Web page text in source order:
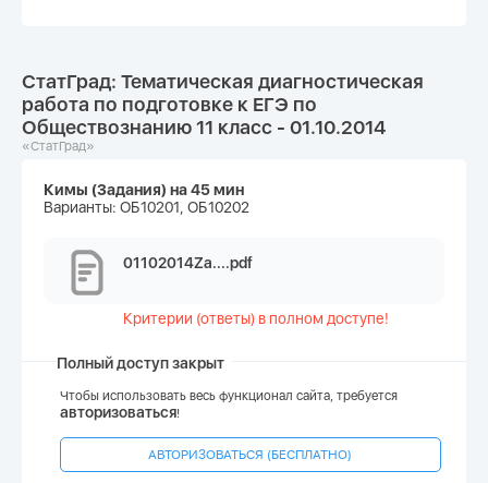
СтатГрад: Тематическая диагностическая
работа по подготовке к ЕГЭ по
Обществознанию 11 класс - 01.10.2014
«СтатГрад»
Кимы (Задания) на 45 мин
Варианты: ОБ10201, ОБ10202
01102014Za....pdf
Критерии (ответы) в полном доступе!
Полный доступ закрыт
Чтобы использовать весь функционал сайта, требуется
авторизоваться!
АВТОРИЗОВАТЬСЯ (БЕСПЛАТНО)